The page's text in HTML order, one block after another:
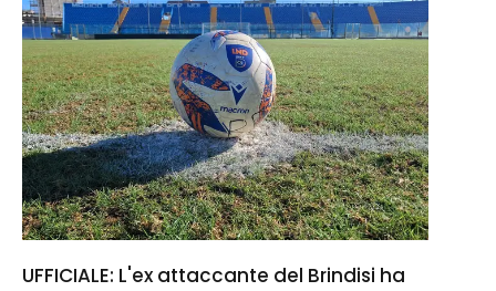
UFFICIALE: L'ex attaccante del Brindisi ha